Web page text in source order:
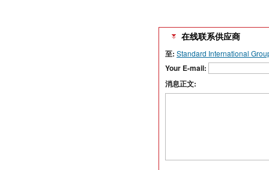
在线联系供应商
至: Standard International
Your E-mail:
消息正文: